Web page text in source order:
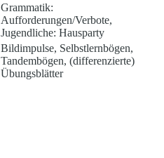
Grammatik:
Aufforderungen/Verbote,
Jugendliche: Hausparty
Bildimpulse, Selbstlernbögen,
Tandembögen, (differenzierte)
Übungsblätter